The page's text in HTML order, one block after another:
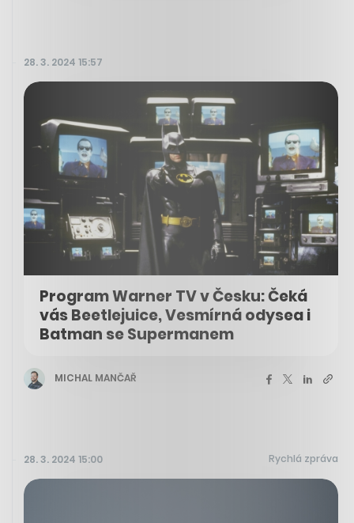
28. 3. 2024 15:57
Program Warner TV v Česku: Čeká
vás Beetlejuice, Vesmírná odysea i
Batman se Supermanem
MICHAL MANČAŘ
28. 3. 2024 15:00 Rychlá zpráva